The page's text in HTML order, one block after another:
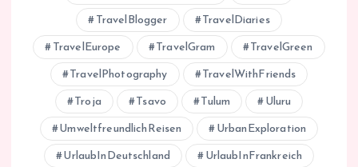
TravelBlogger TravelDiaries
TravelEurope TravelGram TravelGreen
TravelPhotography TravelWithFriends
Troja Tsavo Tulum Uluru
UmweltfreundlichReisen UrbanExploration
UrlaubInDeutschland UrlaubInFrankreich